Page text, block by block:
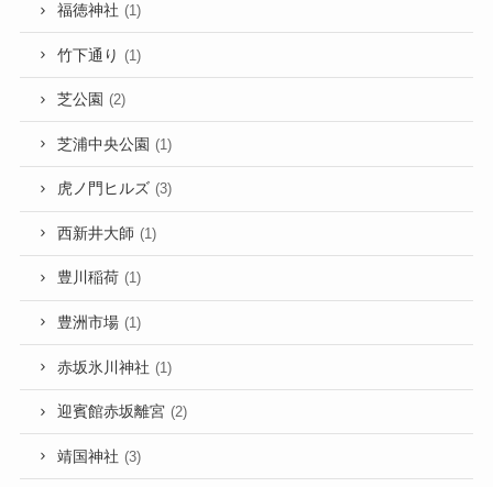
福徳神社 (1)
竹下通り (1)
芝公園 (2)
芝浦中央公園 (1)
虎ノ門ヒルズ (3)
西新井大師 (1)
豊川稲荷 (1)
豊洲市場 (1)
赤坂氷川神社 (1)
迎賓館赤坂離宮 (2)
靖国神社 (3)